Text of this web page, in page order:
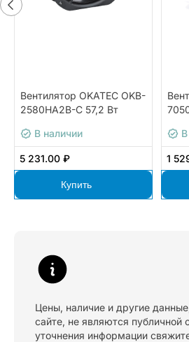
Вентилятор OKATEC OKB-
2580HA2B-C 57,2 Вт
В наличии
5 231.00 ₽
Купить
1
Цены, наличие и другие
сайте, не являются публичной
уточнения информации